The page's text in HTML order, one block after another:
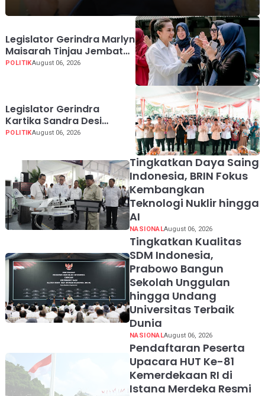
Legislator Gerindra Marlyn
Maisarah Tinjau Jembatan
Gantung Cibeber,
POLITIKAugust 06, 2026
Legislator Gerindra
Kartika Sandra Desi
Dorong UMKM Palembang
POLITIKAugust 06, 2026
Tingkatkan Daya Saing
Indonesia, BRIN Fokus
Kembangkan
Teknologi Nuklir hingga
AI
NASIONALAugust 06, 2026
Tingkatkan Kualitas
SDM Indonesia,
Prabowo Bangun
Sekolah Unggulan
hingga Undang
Universitas Terbaik
Dunia
NASIONALAugust 06, 2026
Pendaftaran Peserta
Upacara HUT Ke-81
Kemerdekaan RI di
Istana Merdeka Resmi